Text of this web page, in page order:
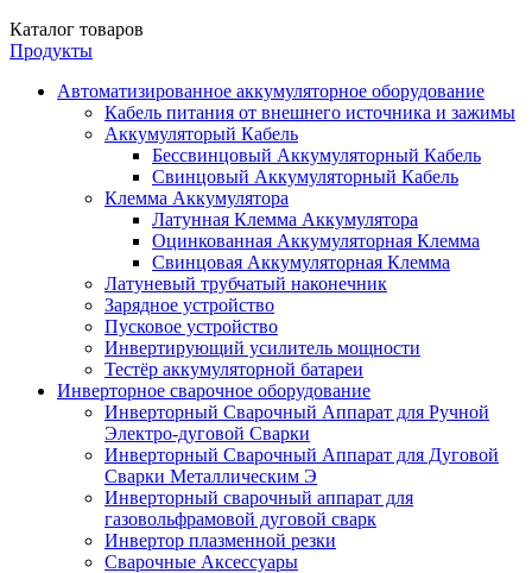
Каталог товаров
Продукты
Автоматизированное аккумуляторное оборудование
Кабель питания от внешнего источника и зажимы
Аккумуляторый Кабель
Бессвинцовый Аккумуляторный Кабель
Свинцовый Аккумуляторный Кабель
Клемма Аккумулятора
Латунная Клемма Аккумулятора
Оцинкованная Аккумуляторная Клемма
Свинцовая Аккумуляторная Клемма
Латуневый трубчатый наконечник
Зарядное устройство
Пусковое устройство
Инвертирующий усилитель мощности
Тестёр аккумуляторной батареи
Инверторное сварочное оборудование
Инверторный Сварочный Аппарат для Ручной
Электро-дуговой Сварки
Инверторный Сварочный Аппарат для Дуговой
Сварки Металлическим Э
Инверторный сварочный аппарат для
газовольфрамовой дуговой сварк
Инвертор плазменной резки
Сварочные Аксессуары